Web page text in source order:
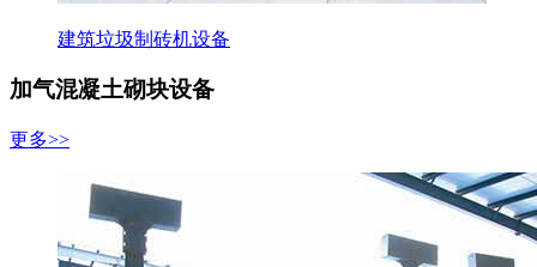
建筑垃圾制砖机设备
加气混凝土砌块设备
更多>>